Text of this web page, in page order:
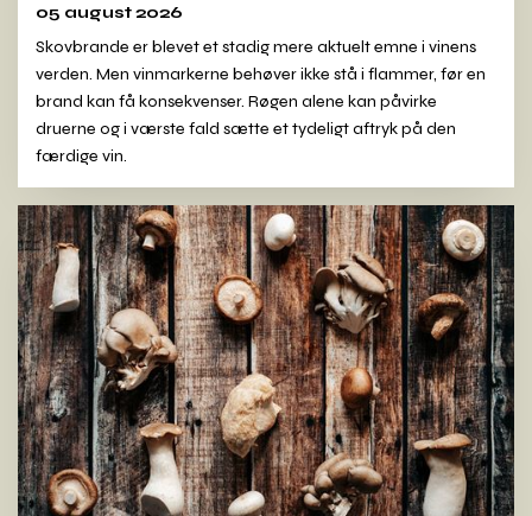
05 august 2026
Skovbrande er blevet et stadig mere aktuelt emne i vinens
verden. Men vinmarkerne behøver ikke stå i flammer, før en
brand kan få konsekvenser. Røgen alene kan påvirke
druerne og i værste fald sætte et tydeligt aftryk på den
færdige vin.